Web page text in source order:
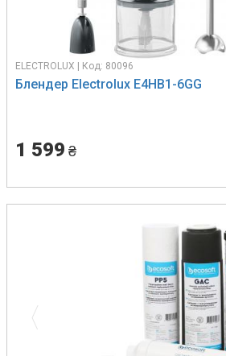
ELECTROLUX | Код: 80096
Блендер Electrolux E4HB1-6GG
1 599 ₴